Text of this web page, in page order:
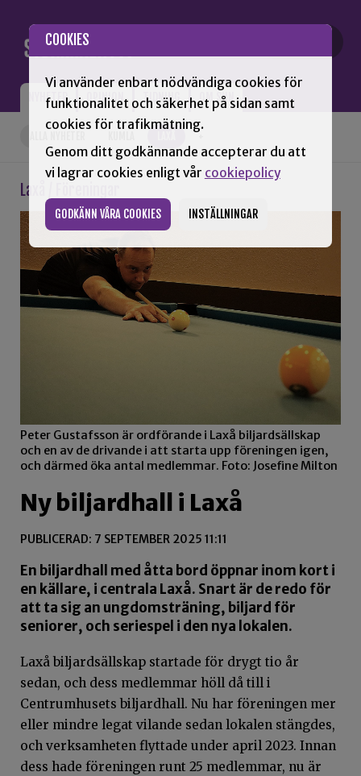
COOKIES
Vi använder enbart nödvändiga cookies för
funktionalitet och säkerhet på sidan samt
cookies för trafikmätning.
Genom ditt godkännande accepterar du att
vi lagrar cookies enligt vår cookiepolicy
GODKÄNN VÅRA COOKIES INSTÄLLNINGAR
NYHETER OPINION TIDNING OM SNN
+
Laxå / Föreningar
Peter Gustafsson är ordförande i Laxå biljardsällskap
och en av de drivande i att starta upp föreningen igen,
och därmed öka antal medlemmar. Foto: Josefine Milton
Ny biljardhall i Laxå
PUBLICERAD: 7 SEPTEMBER 2025 11:11
En biljardhall med åtta bord öppnar inom kort i
en källare, i centrala Laxå. Snart är de redo för
att ta sig an ungdomsträning, biljard för
seniorer, och seriespel i den nya lokalen.
Laxå biljardsällskap startade för drygt tio år
sedan, och dess medlemmar höll då till i
Centrumhusets biljardhall. Nu har föreningen mer
eller mindre legat vilande sedan lokalen stängdes,
och verksamheten flyttade under april 2023. Innan
dess hade föreningen runt 25 medlemmar, nu är